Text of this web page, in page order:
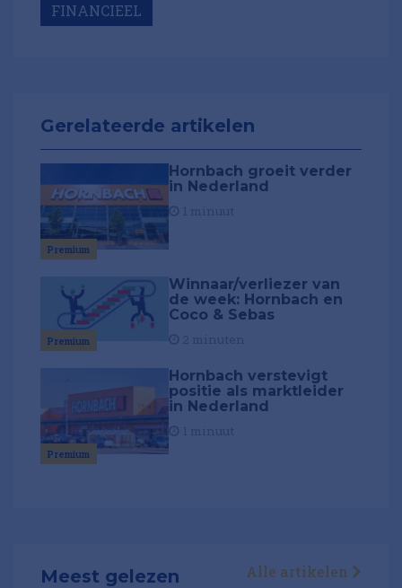
FINANCIEEL
Gerelateerde artikelen
Premium
Hornbach groeit verder
in Nederland
Premium
Winnaar/verliezer van
de week: Hornbach en
Coco & Sebas
Premium
Hornbach verstevigt
positie als marktleider
in Nederland
Meest gelezen Alle artikelen